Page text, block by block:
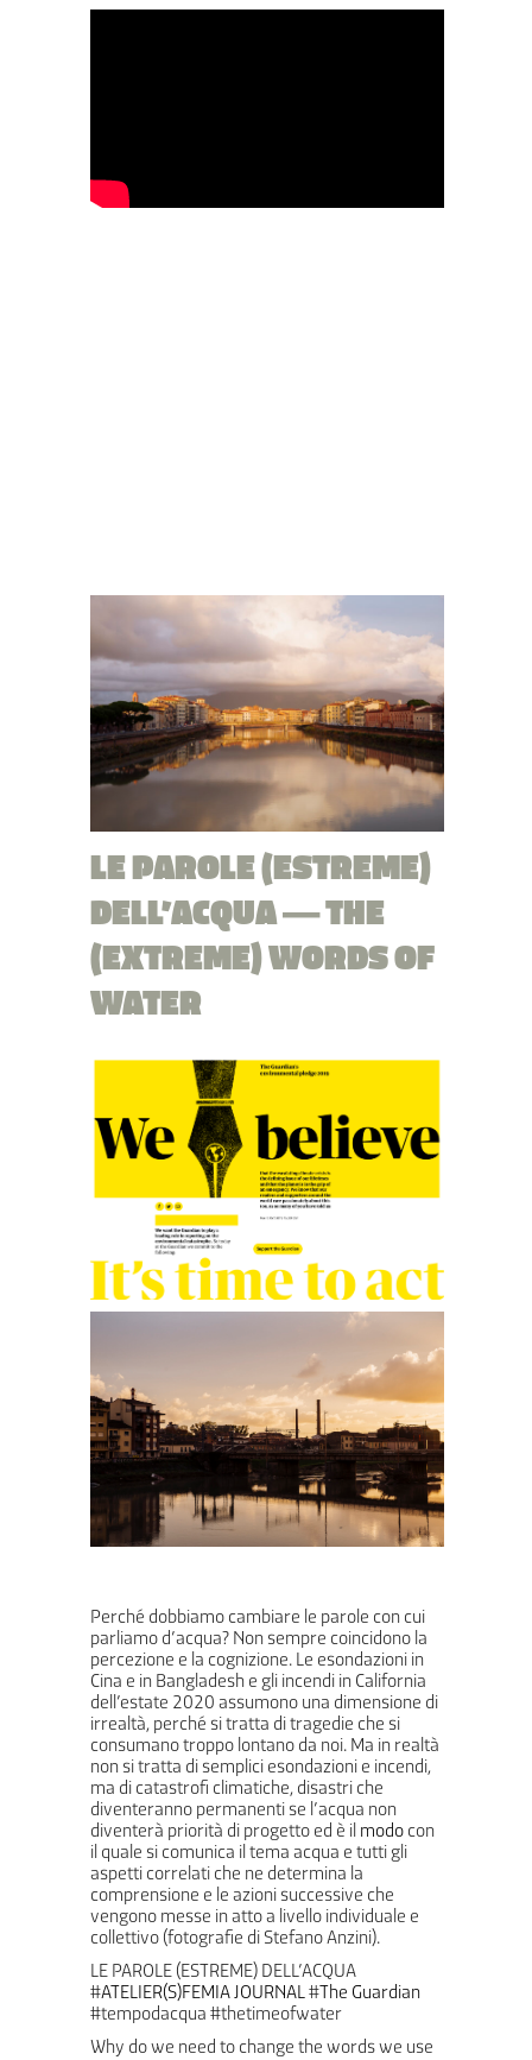
LE PAROLE (ESTREME)
DELL’ACQUA — THE
(EXTREME) WORDS OF
WATER
Perché dobbiamo cambiare le parole con cui
parliamo d’acqua? Non sempre coincidono la
percezione e la cognizione. Le esondazioni in
Cina e in Bangladesh e gli incendi in California
dell’estate 2020 assumono una dimensione di
irrealtà, perché si tratta di tragedie che si
consumano troppo lontano da noi. Ma in realtà
non si tratta di semplici esondazioni e incendi,
ma di catastrofi climatiche, disastri che
diventeranno permanenti se l’acqua non
diventerà priorità di progetto ed è ilmodocon
il quale si comunica il tema acqua e tutti gli
aspetti correlati che ne determina la
comprensione e le azioni successive che
vengono messe in atto a livello individuale e
collettivo (fotografie di Stefano Anzini).
LE PAROLE (ESTREME) DELL’ACQUA
#ATELIER(S)FEMIA JOURNAL#The Guardian
#tempodacqua #thetimeofwater
Why do we need to change the words we use